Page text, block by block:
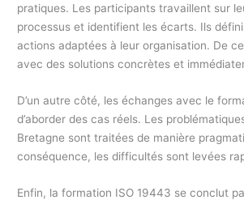
pratiques. Les participants travaillent sur
processus et identifient les écarts. Ils
actions adaptées à leur organisation. De
avec des solutions concrètes et
D’un autre côté, les échanges avec le
d’aborder des cas réels. Les
Bretagne sont traitées de manière
conséquence, les difficultés sont levées
Enfin, la formation ISO 19443 se conclut